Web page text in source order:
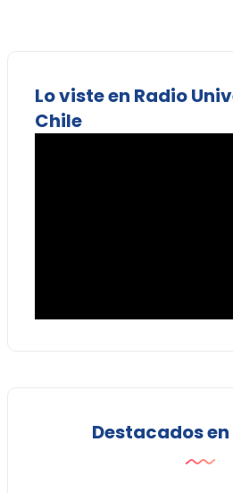
Lo viste en Radio
Chile
Destacados